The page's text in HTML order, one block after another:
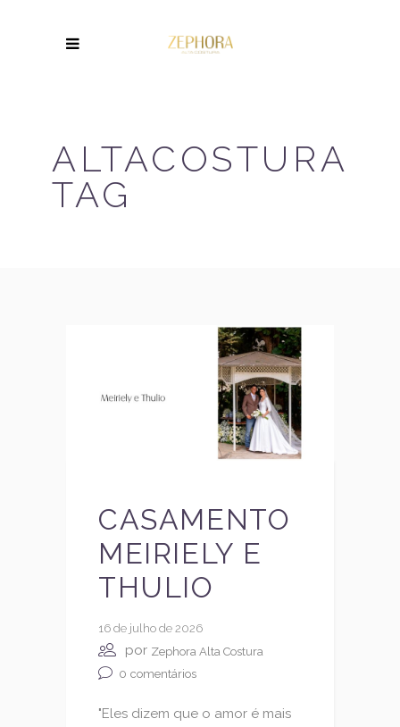
ALTACOSTURA
TAG
CASAMENTO
MEIRIELY E
THULIO
16 de julho de 2026
por Zephora Alta Costura
0 comentários
"Eles dizem que o amor é mais